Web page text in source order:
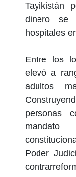
Tayikistán
dinero se
hospitales
Entre los
elevó a
adultos
personas
Poder